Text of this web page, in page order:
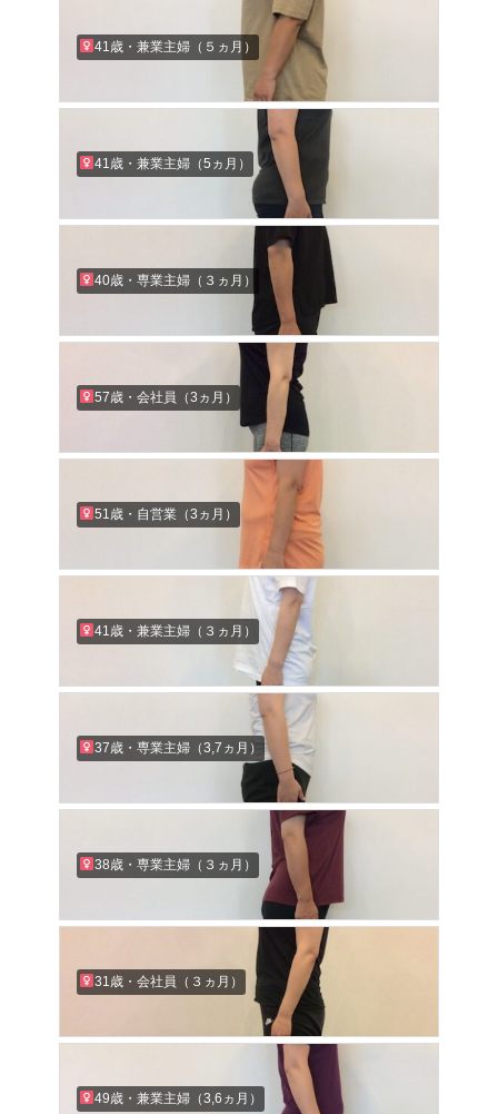
41歳・兼業主婦（５ヵ月）
41歳・兼業主婦（5ヵ月）
40歳・専業主婦（３ヵ月）
57歳・会社員（3ヵ月）
51歳・自営業（3ヵ月）
41歳・兼業主婦（３ヵ月）
37歳・専業主婦（3,7ヵ月）
38歳・専業主婦（３ヵ月）
31歳・会社員（３ヵ月）
49歳・兼業主婦（3,6ヵ月）